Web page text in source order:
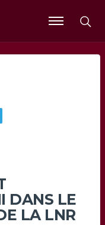
Ouvrir
le
DANS LE
LA LNR